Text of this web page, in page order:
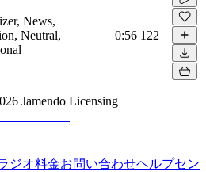
News,
Neutral,
0:56 122
Jamendo Licensing
ジオ料金お問い合わせヘルプセン